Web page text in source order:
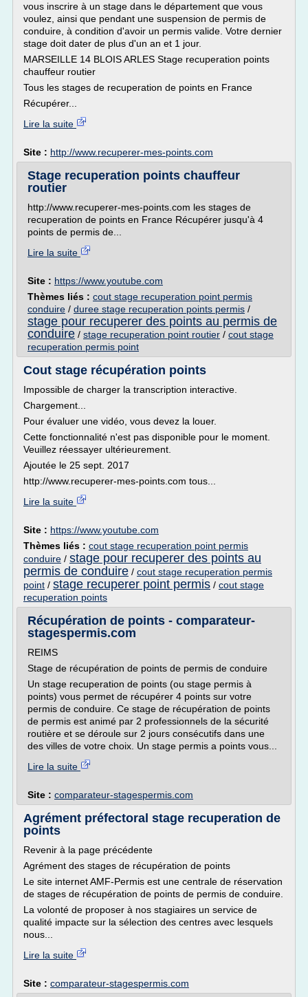
vous inscrire à un stage dans le département que vous
voulez, ainsi que pendant une suspension de permis de
conduire, à condition d'avoir un permis valide. Votre dernier
stage doit dater de plus d'un an et 1 jour.
MARSEILLE 14 BLOIS ARLES Stage recuperation points
chauffeur routier
Tous les stages de recuperation de points en France
Récupérer...
Lire la suite
Site : http://www.recuperer-mes-points.com
Stage recuperation points chauffeur
routier
http://www.recuperer-mes-points.com les stages de
recuperation de points en France Récupérer jusqu'à 4
points de permis de...
Lire la suite
Site : https://www.youtube.com
Thèmes liés : cout stage recuperation point permis
conduire / duree stage recuperation points permis /
stage pour recuperer des points au permis de
conduire / stage recuperation point routier / cout stage
recuperation permis point
Cout stage récupération points
Impossible de charger la transcription interactive.
Chargement...
Pour évaluer une vidéo, vous devez la louer.
Cette fonctionnalité n'est pas disponible pour le moment.
Veuillez réessayer ultérieurement.
Ajoutée le 25 sept. 2017
http://www.recuperer-mes-points.com tous...
Lire la suite
Site : https://www.youtube.com
Thèmes liés : cout stage recuperation point permis
conduire / stage pour recuperer des points au
permis de conduire / cout stage recuperation permis
point / stage recuperer point permis / cout stage
recuperation points
Récupération de points - comparateur-
stagespermis.com
REIMS
Stage de récupération de points de permis de conduire
Un stage recuperation de points (ou stage permis à
points) vous permet de récupérer 4 points sur votre
permis de conduire. Ce stage de récupération de points
de permis est animé par 2 professionnels de la sécurité
routière et se déroule sur 2 jours consécutifs dans une
des villes de votre choix. Un stage permis a points vous...
Lire la suite
Site : comparateur-stagespermis.com
Agrément préfectoral stage recuperation de
points
Revenir à la page précédente
Agrément des stages de récupération de points
Le site internet AMF-Permis est une centrale de réservation
de stages de récupération de points de permis de conduire.
La volonté de proposer à nos stagiaires un service de
qualité impacte sur la sélection des centres avec lesquels
nous...
Lire la suite
Site : comparateur-stagespermis.com